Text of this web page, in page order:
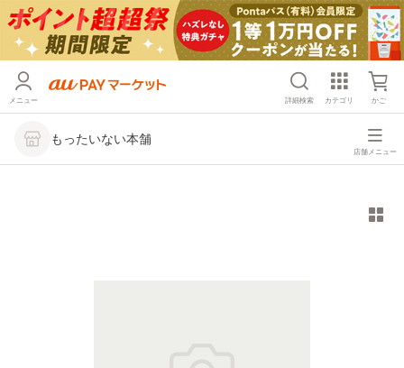
メニュー 詳細検索 カテゴリ かご
もったいない本舗
店舗メニュー